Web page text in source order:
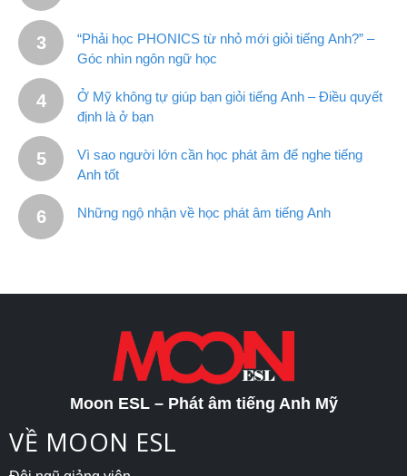
“Phải học PHONICS từ nhỏ mới giỏi tiếng Anh?” –
Góc nhìn ngôn ngữ học
Ở Mỹ không tự giúp bạn giỏi tiếng Anh – Điều quyết
định là ở bạn
Vì sao người lớn cần học phát âm để nghe tiếng
Anh tốt
Những ngộ nhận về học phát âm tiếng Anh
Moon ESL – Phát âm tiếng Anh Mỹ
VỀ MOON ESL